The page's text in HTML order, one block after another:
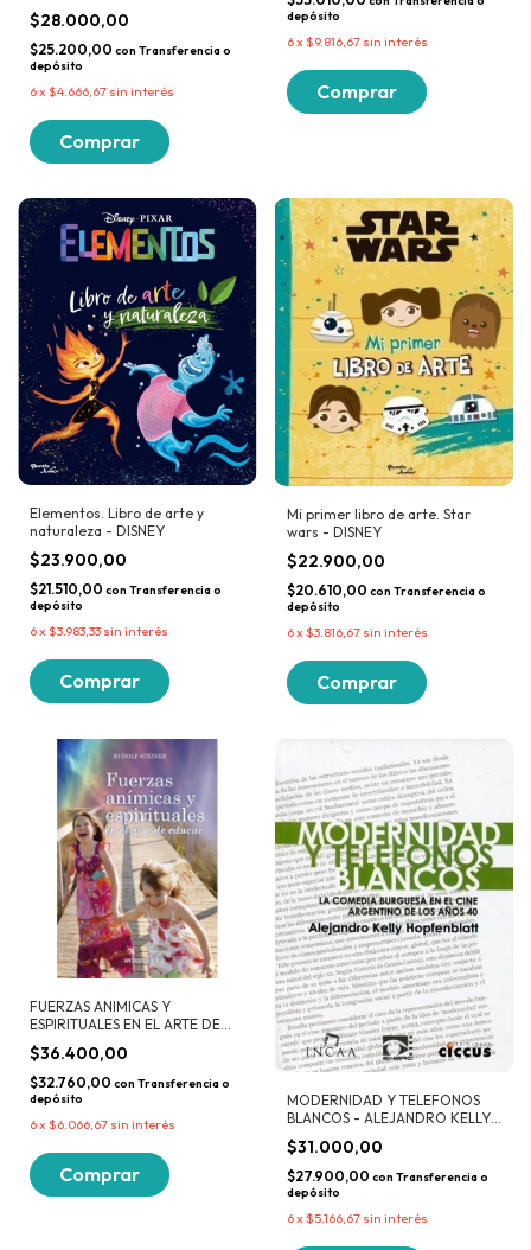
$28.000,00
$25.200,00 con Transferencia o
depósito
6x $4.666,67 sin interés
depósito
6x $9.816,67 sin interés
Elementos. Libro de arte y
naturaleza - DISNEY
$23.900,00
$21.510,00 con Transferencia o
depósito
6x $3.983,33 sin interés
Mi primer libro de arte. Star
wars - DISNEY
$22.900,00
$20.610,00 con Transferencia o
depósito
6x $3.816,67 sin interés
FUERZAS ANIMICAS Y
ESPIRITUALES EN EL ARTE DE
EDUCAR - RUDOLF STEINER
$36.400,00
$32.760,00 con Transferencia o
depósito
6x $6.066,67 sin interés
MODERNIDAD Y TELEFONOS
BLANCOS - ALEJANDRO KELLY
HOPFENBLATT
$31.000,00
$27.900,00 con Transferencia o
depósito
6x $5.166,67 sin interés